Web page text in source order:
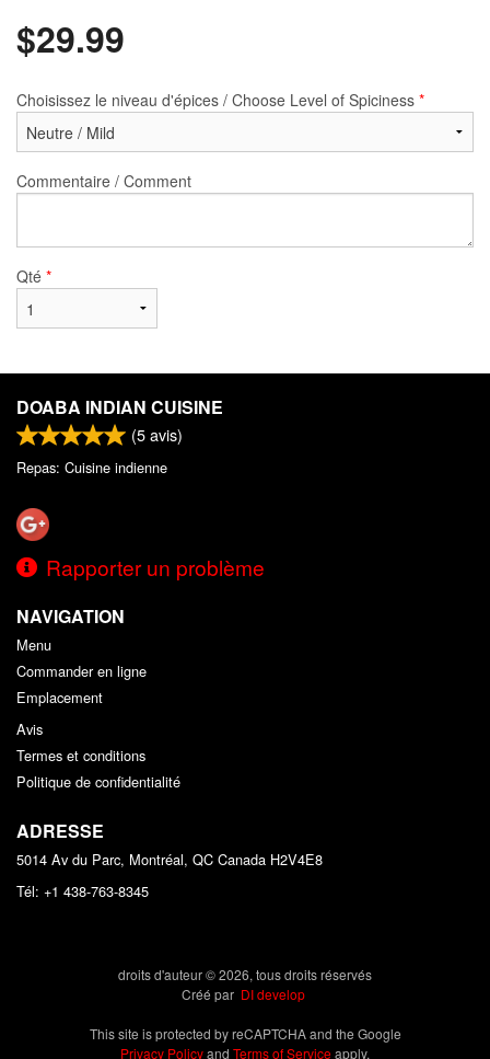
$29.99
Choisissez le niveau d'épices / Choose Level of Spiciness *
Commentaire / Comment
Qté *
DOABA INDIAN CUISINE
(5avis)
Repas: Cuisine indienne
Rapporter un problème
NAVIGATION
Menu
Commander en ligne
Emplacement
Avis
Termes et conditions
Politique de confidentialité
ADRESSE
5014 Av du Parc, Montréal, QC Canada H2V4E8
Tél: +1 438-763-8345
droits d'auteur © 2026, tous droits réservés
Créé par DI develop
This site is protected by reCAPTCHA and the Google
Privacy Policyand Terms of Serviceapply.